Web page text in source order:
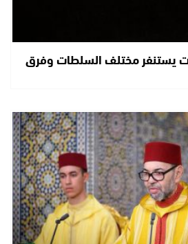
يستنفر مختلف السلطات وفرق